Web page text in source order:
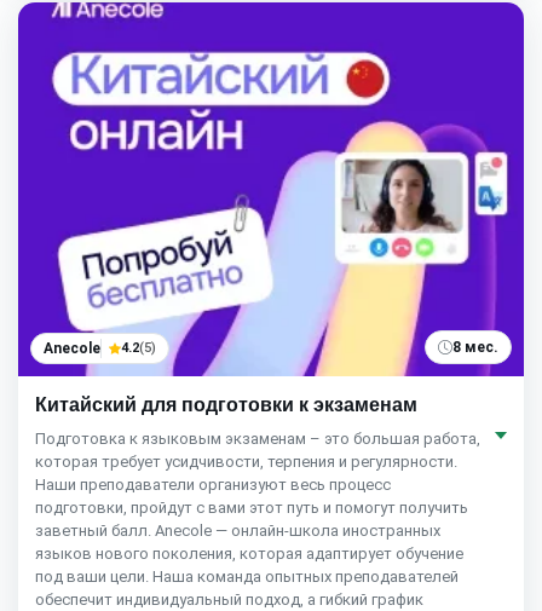
Anecole 4.2(5) 8 мес.
Китайский для подготовки к экзаменам
Подготовка к языковым экзаменам – это большая работа,
которая требует усидчивости, терпения и регулярности.
Наши преподаватели организуют весь процесс
подготовки, пройдут с вами этот путь и помогут получить
заветный балл. Anecole — онлайн-школа иностранных
языков нового поколения, которая адаптирует обучение
под ваши цели. Наша команда опытных преподавателей
обеспечит индивидуальный подход, а гибкий график